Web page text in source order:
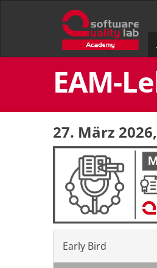
Zum
Zur
Startseite
EAM-
27. März 2026
Early Bird